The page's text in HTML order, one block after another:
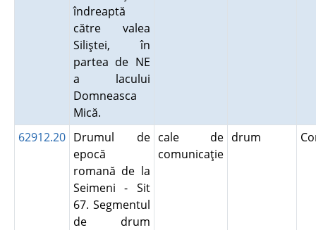
îndreaptă
către valea
Siliştei, în
partea de NE
a lacului
Domneasca
Mică.
62912.20 Drumul de
epocă
romană de la
Seimeni - Sit
67. Segmentul
de drum
cale de
comunicaţie
drum